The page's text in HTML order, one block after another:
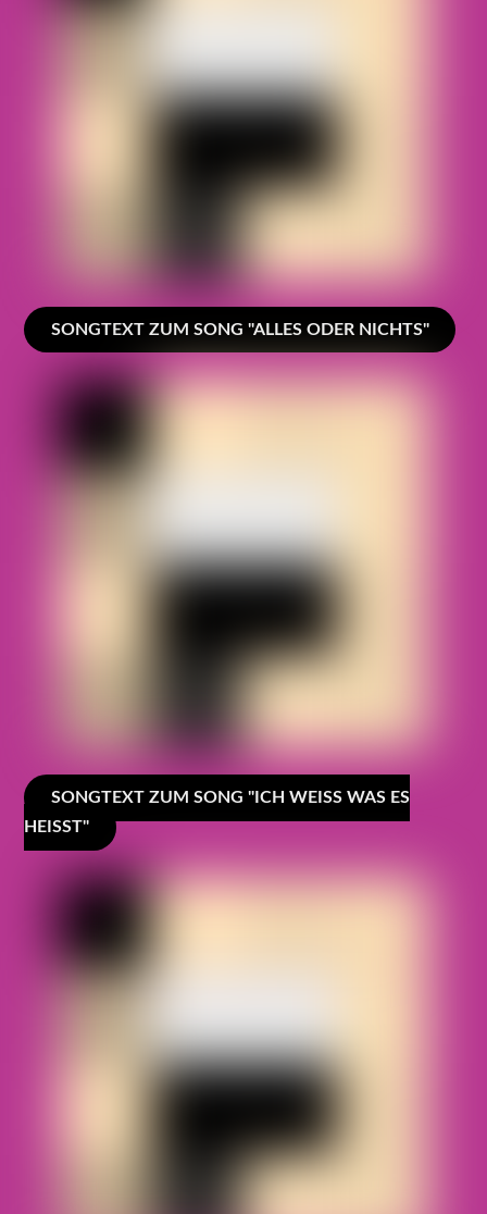
SONGTEXT ZUM SONG "ALLES ODER NICHTS"
SONGTEXT ZUM SONG "ICH WEISS WAS ES
HEISST"